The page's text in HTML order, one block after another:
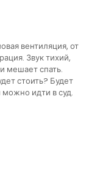
вентиляция, от
Звук тихий,
мешает спать.
стоить? Будет
идти в суд.